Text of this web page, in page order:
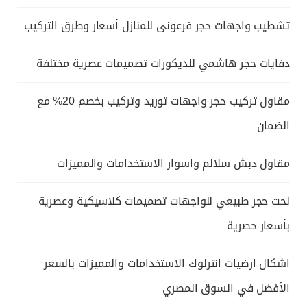
تشطيب واجهات حجر فرعونى للمنازل أسعار وطرق التركيب
دفايات حجر هاشمي للديكورات تصميمات عصرية مختلفة
مقاول تركيب حجر واجهات توريد وتركيب بخصم 20% مع
الضمان
مقاول دبش سلالم واسوار الاستخدامات والمميزات
نحت حجر طبيعي للواجهات تصميمات كلاسيكية وعصرية
بأسعار حصرية
اشكال ارضيات انترلوك الاستخدامات والمميزات بالسعر
الأفضل في السوق المصري